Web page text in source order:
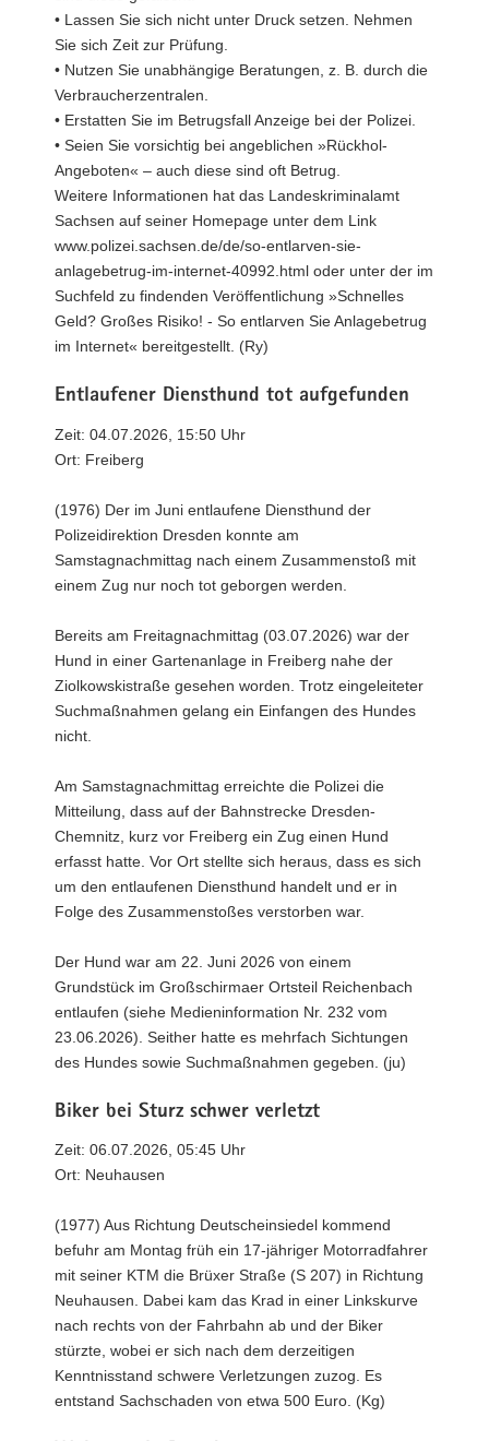
• Lassen Sie sich nicht unter Druck setzen. Nehmen
Sie sich Zeit zur Prüfung.
• Nutzen Sie unabhängige Beratungen, z. B. durch die
Verbraucherzentralen.
• Erstatten Sie im Betrugsfall Anzeige bei der Polizei.
• Seien Sie vorsichtig bei angeblichen »Rückhol-
Angeboten« – auch diese sind oft Betrug.
Weitere Informationen hat das Landeskriminalamt
Sachsen auf seiner Homepage unter dem Link
www.polizei.sachsen.de/de/so-entlarven-sie-
anlagebetrug-im-internet-40992.html oder unter der im
Suchfeld zu findenden Veröffentlichung »Schnelles
Geld? Großes Risiko! - So entlarven Sie Anlagebetrug
im Internet« bereitgestellt. (Ry)
Entlaufener Diensthund tot aufgefunden
Zeit: 04.07.2026, 15:50 Uhr
Ort: Freiberg
(1976) Der im Juni entlaufene Diensthund der
Polizeidirektion Dresden konnte am
Samstagnachmittag nach einem Zusammenstoß mit
einem Zug nur noch tot geborgen werden.
Bereits am Freitagnachmittag (03.07.2026) war der
Hund in einer Gartenanlage in Freiberg nahe der
Ziolkowskistraße gesehen worden. Trotz eingeleiteter
Suchmaßnahmen gelang ein Einfangen des Hundes
nicht.
Am Samstagnachmittag erreichte die Polizei die
Mitteilung, dass auf der Bahnstrecke Dresden-
Chemnitz, kurz vor Freiberg ein Zug einen Hund
erfasst hatte. Vor Ort stellte sich heraus, dass es sich
um den entlaufenen Diensthund handelt und er in
Folge des Zusammenstoßes verstorben war.
Der Hund war am 22. Juni 2026 von einem
Grundstück im Großschirmaer Ortsteil Reichenbach
entlaufen (siehe Medieninformation Nr. 232 vom
23.06.2026). Seither hatte es mehrfach Sichtungen
des Hundes sowie Suchmaßnahmen gegeben. (ju)
Biker bei Sturz schwer verletzt
Zeit: 06.07.2026, 05:45 Uhr
Ort: Neuhausen
(1977) Aus Richtung Deutscheinsiedel kommend
befuhr am Montag früh ein 17-jähriger Motorradfahrer
mit seiner KTM die Brüxer Straße (S 207) in Richtung
Neuhausen. Dabei kam das Krad in einer Linkskurve
nach rechts von der Fahrbahn ab und der Biker
stürzte, wobei er sich nach dem derzeitigen
Kenntnisstand schwere Verletzungen zuzog. Es
entstand Sachschaden von etwa 500 Euro. (Kg)